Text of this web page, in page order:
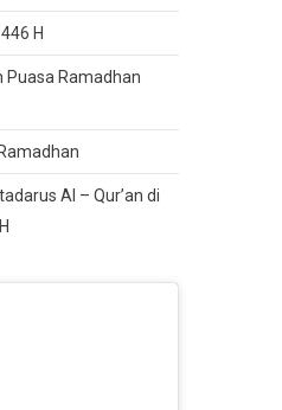
H
Puasa Ramadhan
Al – Qur’an di